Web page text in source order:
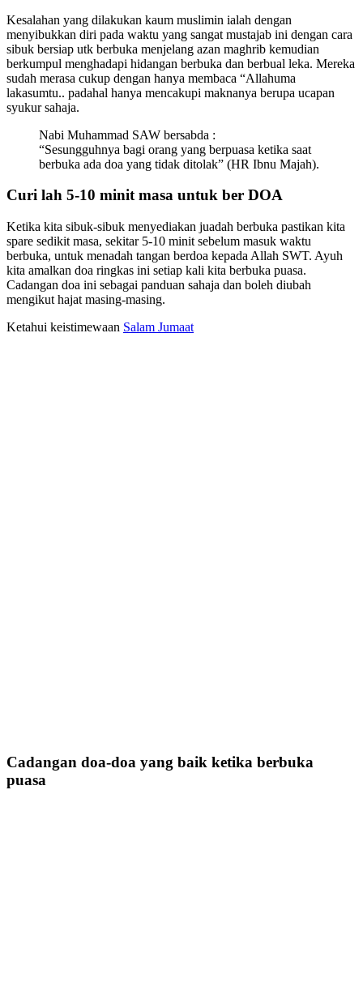
Kesalahan yang dilakukan kaum muslimin ialah dengan
menyibukkan diri pada waktu yang sangat mustajab ini dengan cara
sibuk bersiap utk berbuka menjelang azan maghrib kemudian
berkumpul menghadapi hidangan berbuka dan berbual leka. Mereka
sudah merasa cukup dengan hanya membaca “Allahuma
lakasumtu.. padahal hanya mencakupi maknanya berupa ucapan
syukur sahaja.
Nabi Muhammad SAW bersabda :
“Sesungguhnya bagi orang yang berpuasa ketika saat
berbuka ada doa yang tidak ditolak” (HR Ibnu Majah).
Curi lah 5-10 minit masa untuk ber DOA
Ketika kita sibuk-sibuk menyediakan juadah berbuka pastikan kita
spare sedikit masa, sekitar 5-10 minit sebelum masuk waktu
berbuka, untuk menadah tangan berdoa kepada Allah SWT. Ayuh
kita amalkan doa ringkas ini setiap kali kita berbuka puasa.
Cadangan doa ini sebagai panduan sahaja dan boleh diubah
mengikut hajat masing-masing.
Ketahui keistimewaan Salam Jumaat
Cadangan doa-doa yang baik ketika berbuka
puasa